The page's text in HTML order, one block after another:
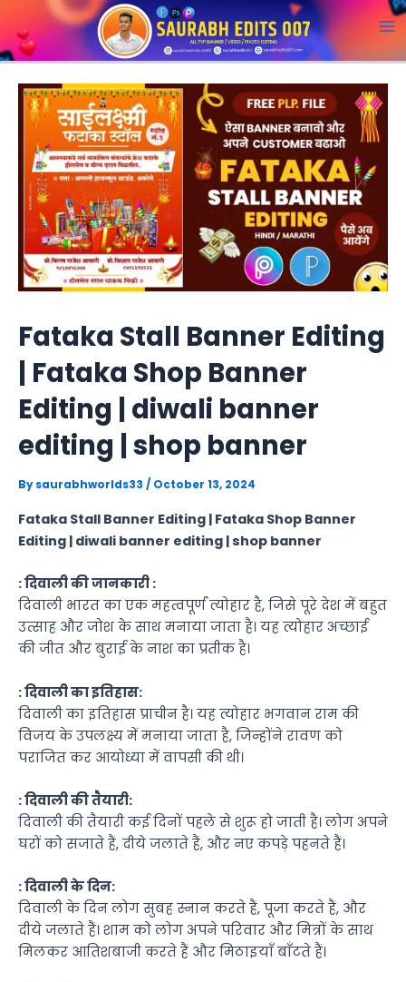
to
content
M
a
i
n
e
n
u
Fataka Stall Banner Editing
| Fataka Shop Banner
Editing | diwali banner
editing | shop banner
Bysaurabhworlds33 / October 13, 2024
Fataka Stall Banner Editing | Fataka Shop Banner
Editing | diwali banner editing | shop banner
: दिवाली की जानकारी :
दिवाली भारत का एक महत्वपूर्ण त्योहार है, जिसे पूरे देश में बहुत
उत्साह और जोश के साथ मनाया जाता है। यह त्योहार अच्छाई
की जीत और बुराई के नाश का प्रतीक है।
: दिवाली का इतिहास:
दिवाली का इतिहास प्राचीन है। यह त्योहार भगवान राम की
विजय के उपलक्ष्य में मनाया जाता है, जिन्होंने रावण को
पराजित कर आयोध्या में वापसी की थी।
: दिवाली की तैयारी:
दिवाली की तैयारी कई दिनों पहले से शुरू हो जाती है। लोग अपने
घरों को सजाते हैं, दीये जलाते हैं, और नए कपड़े पहनते हैं।
: दिवाली के दिन:
दिवाली के दिन लोग सुबह स्नान करते हैं, पूजा करते हैं, और
दीये जलाते हैं। शाम को लोग अपने परिवार और मित्रों के साथ
मिलकर आतिशबाजी करते हैं और मिठाइयाँ बाँटते हैं।